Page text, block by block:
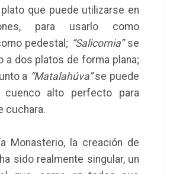
que puede utilizarse en
para usarlo como
pedestal; “Salicornia”se
a dos platos de forma plana;
a “Matalahúva”se puede
cuenco alto perfecto para
cuchara.
Monasterio, la creación de
sido realmente singular, un